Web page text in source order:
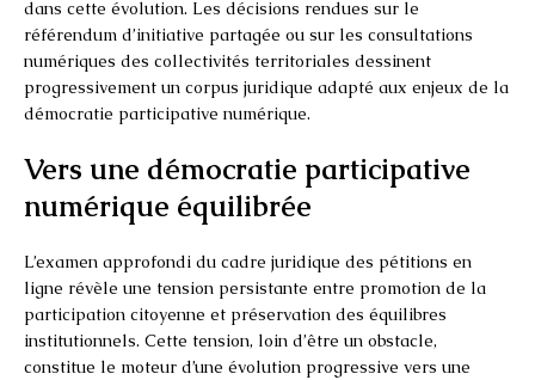
dans cette évolution. Les décisions rendues sur le
référendum d’initiative partagée ou sur les consultations
numériques des collectivités territoriales dessinent
progressivement un corpus juridique adapté aux enjeux de la
démocratie participative numérique.
Vers une démocratie participative
numérique équilibrée
L’examen approfondi du cadre juridique des pétitions en
ligne révèle une tension persistante entre promotion de la
participation citoyenne et préservation des équilibres
institutionnels. Cette tension, loin d’être un obstacle,
constitue le moteur d’une évolution progressive vers une